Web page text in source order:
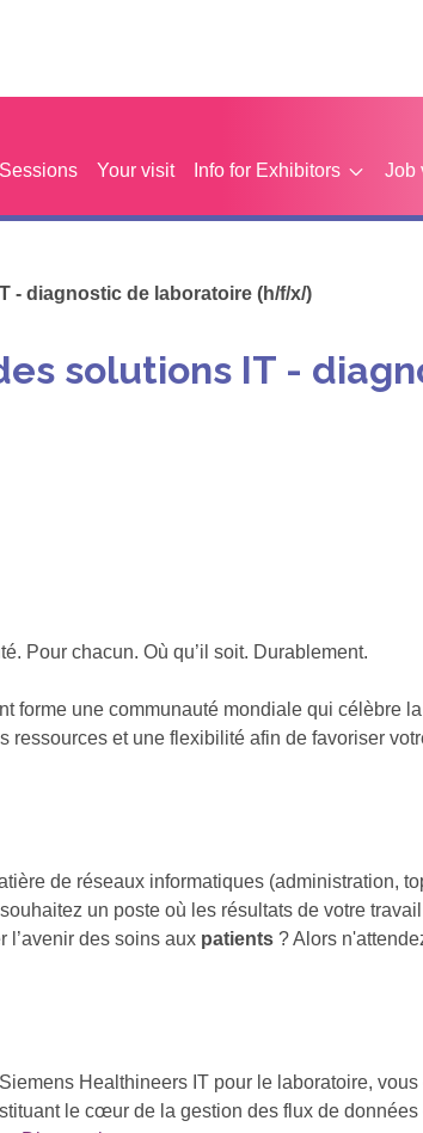
Your visit Info for Exhibitors Job
- diagnostic de laboratoire (h/f/x/)
solutions IT -
Pour chacun. Où qu’il soit. Durablement.
forme une communauté mondiale qui célèbre
ressources et une flexibilité afin de favoriser
de réseaux informatiques (administration,
un poste où les résultats de votre
l’avenir des soins aux patients ? Alors
Healthineers IT pour le laboratoire,
le cœur de la gestion des flux de